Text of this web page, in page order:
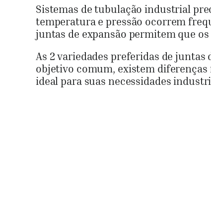
Sistemas de tubulação industrial
temperatura e pressão ocorrem
juntas de expansão permitem que
As 2 variedades preferidas de
objetivo comum, existem
ideal para suas necessidades